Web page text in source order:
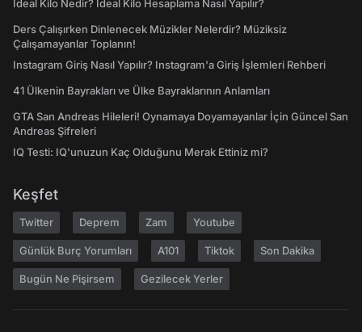
İdeal Kilo Nedir? İdeal Kilo Hesaplama Nasıl Yapılır?
Ders Çalışırken Dinlenecek Müzikler Nelerdir? Müziksiz
Çalışamayanlar Toplanın!
Instagram Giriş Nasıl Yapılır? Instagram'a Giriş İşlemleri Rehberi
41 Ülkenin Bayrakları ve Ülke Bayraklarının Anlamları
GTA San Andreas Hileleri! Oynamaya Doyamayanlar İçin Güncel San
Andreas Şifreleri
IQ Testi: IQ'unuzun Kaç Olduğunu Merak Ettiniz mi?
Keşfet
Twitter Deprem Zam Youtube
Günlük Burç Yorumları A101 Tiktok Son Dakika
Bugün Ne Pişirsem Gezilecek Yerler